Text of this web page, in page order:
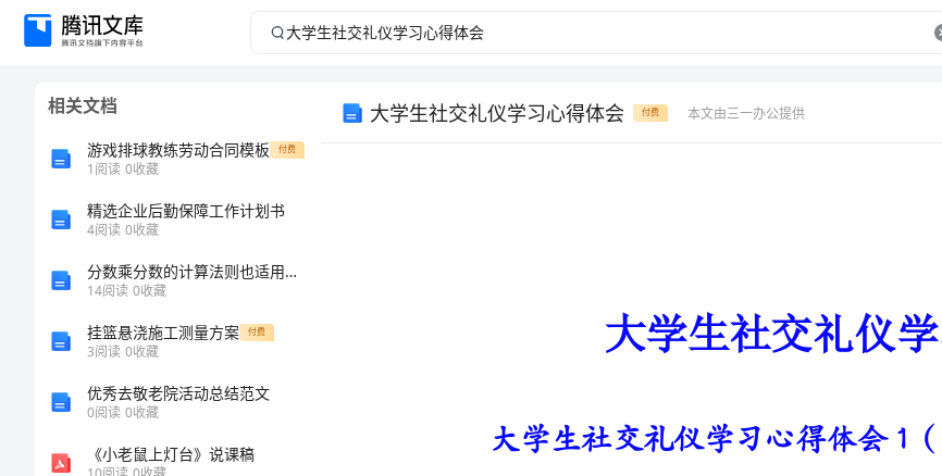
大
相关文档
游戏排球教练劳动合同模板 付费
1阅读 0收藏
精选企业后勤保障工作计划书
4阅读 0收藏
分数乘分数的计算法则也适用于整数和分数相乘
14阅读 0收藏
挂篮悬浇施工测量方案 付费
3阅读 0收藏
优秀去敬老院活动总结范文
0阅读 0收藏
《小老鼠上灯台》说课稿
大学生社交礼仪学习心得体会 付费 本文由三一办公提供
大学生社交礼仪学习心得体会1（684字）